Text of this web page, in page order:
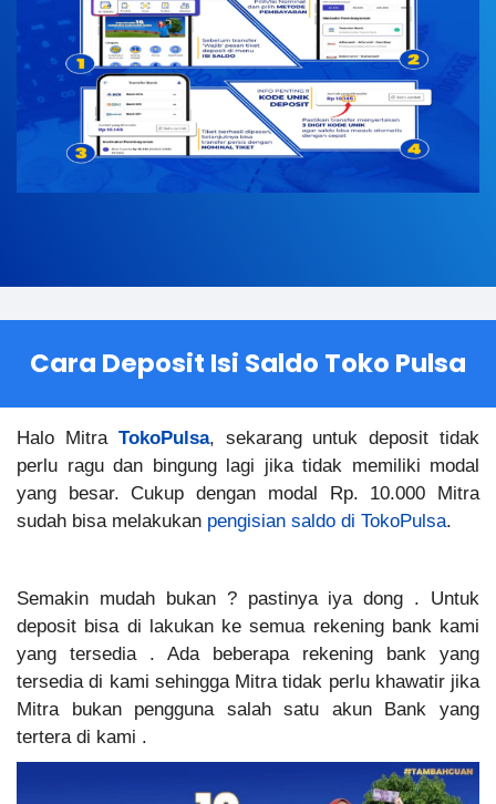
Cara Deposit Isi Saldo Toko Pulsa
Halo Mitra TokoPulsa, sekarang untuk deposit tidak
perlu ragu dan bingung lagi jika tidak memiliki modal
yang besar. Cukup dengan modal Rp. 10.000 Mitra
sudah bisa melakukan pengisian saldo di TokoPulsa.
Semakin mudah bukan ? pastinya iya dong . Untuk
deposit bisa di lakukan ke semua rekening bank kami
yang tersedia . Ada beberapa rekening bank yang
tersedia di kami sehingga Mitra tidak perlu khawatir jika
Mitra bukan pengguna salah satu akun Bank yang
tertera di kami .